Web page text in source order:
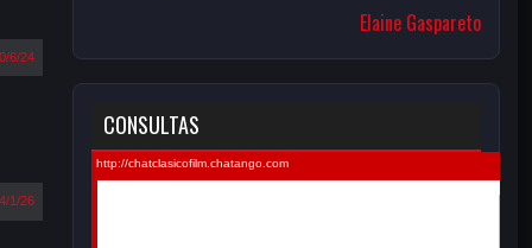
6/24
1/26
Elaine Gaspareto
CONSULTAS